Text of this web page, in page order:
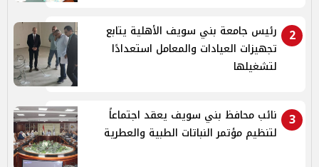
2
رئيس جامعة بني سويف الأهلية يتابع
تجهيزات العيادات والمعامل استعدادًا
لتشغيلها
3
نائب محافظ بني سويف يعقد اجتماعاً
لتنظيم مؤتمر النباتات الطبية والعطرية